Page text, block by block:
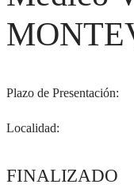
Plazo de Presentación:
Localidad:
FINALIZADO